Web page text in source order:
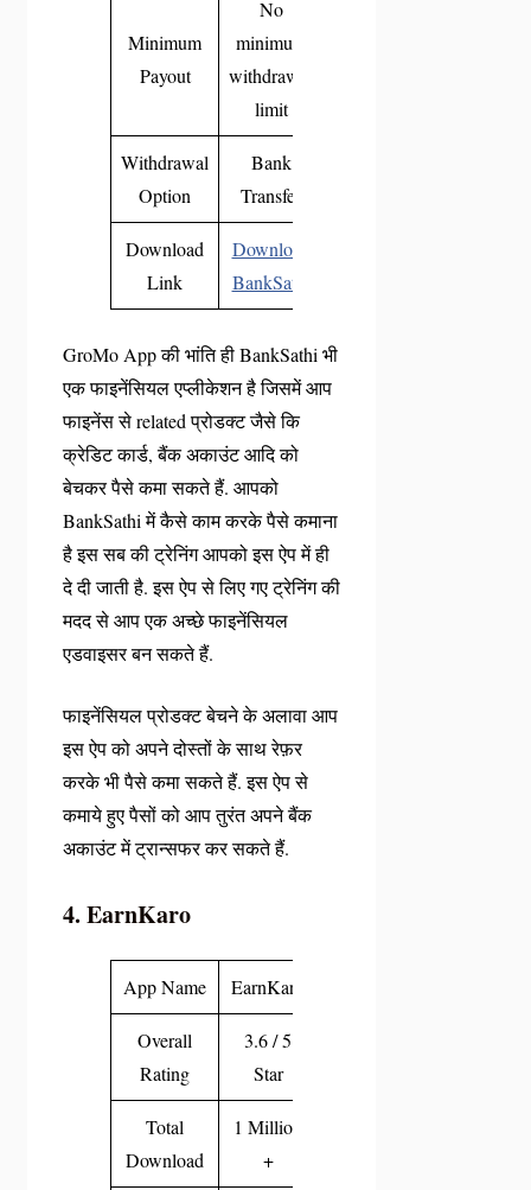
Minimum
Payout
No
minimum
withdrawal
limit
Withdrawal
Option
Bank
Transfer
Download
Link
Download
BankSathi
GroMo App की भांति ही BankSathi भी
एक फाइनेंसियल एप्लीकेशन है जिसमें आप
फाइनेंस से related प्रोडक्ट जैसे कि
क्रेडिट कार्ड, बैंक अकाउंट आदि को
बेचकर पैसे कमा सकते हैं. आपको
BankSathi में कैसे काम करके पैसे कमाना
है इस सब की ट्रेनिंग आपको इस ऐप में ही
दे दी जाती है. इस ऐप से लिए गए ट्रेनिंग की
मदद से आप एक अच्छे फाइनेंसियल
एडवाइसर बन सकते हैं.
फाइनेंसियल प्रोडक्ट बेचने के अलावा आप
इस ऐप को अपने दोस्तों के साथ रेफ़र
करके भी पैसे कमा सकते हैं. इस ऐप से
कमाये हुए पैसों को आप तुरंत अपने बैंक
अकाउंट में ट्रान्सफर कर सकते हैं.
4. EarnKaro
App Name EarnKaro
Overall
Rating
3.6 / 5
Star
Total
Download
1 Million
+